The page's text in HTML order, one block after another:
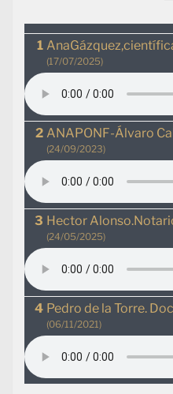
(17/07/2025)
ANAPONF-Álvaro
(24/09/2023)
Hector
(24/05/2025)
Pedro de la Torre.
(06/11/2021)